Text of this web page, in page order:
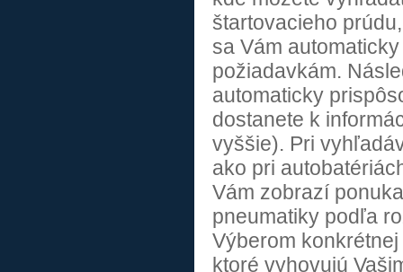
štartovacieho
sa Vám
požiadavkám.
automaticky
dostanete k
vyššie). Pri
ako pri
Vám zobrazí
pneumatiky podľa
Výberom
ktoré vyhovujú